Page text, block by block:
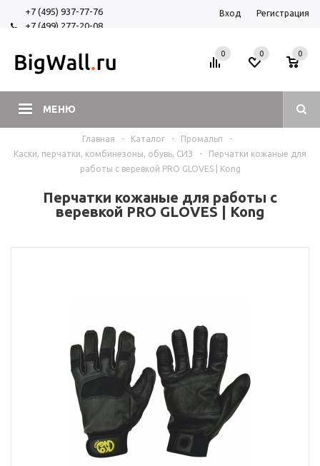
+7 (495) 937-77-76
+7 (499) 277-20-08
Вход Регистрация
МЕНЮ
0 0
0
Главная - Каталог - Промальп
-
Каски, перчатки, комбинезоны, обувь, СИЗ
-
Перчатки кожаные для
работы с веревкой PRO GLOVES | Kong
Перчатки кожаные для работы с
веревкой PRO GLOVES | Kong